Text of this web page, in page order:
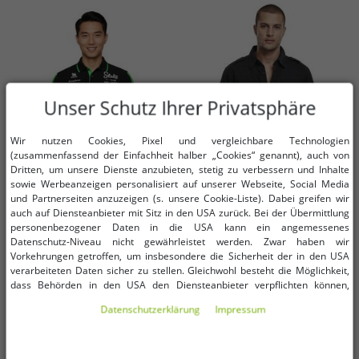
Verfügbare Größen
S M L
farbenfrohes Stake Kick Sauber
Formula 1 2024 Herren Polo-Shirt
Verfügbare Größen
S M
klassisches Build Your Brand
Vintage Langarm-Hemd Herren
Unser Schutz Ihrer Privatsphäre
Wir nutzen Cookies, Pixel und vergleichbare Technologien
(zusammenfassend der Einfachheit halber „Cookies“ genannt), auch von
Dritten, um unsere Dienste anzubieten, stetig zu verbessern und Inhalte
sowie Werbeanzeigen personalisiert auf unserer Webseite, Social Media
und Partnerseiten anzuzeigen (s. unsere Cookie-Liste). Dabei greifen wir
auch auf Diensteanbieter mit Sitz in den USA zurück. Bei der Übermittlung
personenbezogener Daten in die USA kann ein angemessenes
Datenschutz-Niveau nicht gewährleistet werden. Zwar haben wir
Vorkehrungen getroffen, um insbesondere die Sicherheit der in den USA
verarbeiteten Daten sicher zu stellen. Gleichwohl besteht die Möglichkeit,
dass Behörden in den USA den Diensteanbieter verpflichten können,
im Einzelfall auf Basis entsprechender US-Gesetzgebung, ein wirksamer
Zugriff informiert wirst. Mit Deiner Einwilligung gem. Art. 49 Abs. 1 lit. a
Daten­schutz­erklärung Impressum